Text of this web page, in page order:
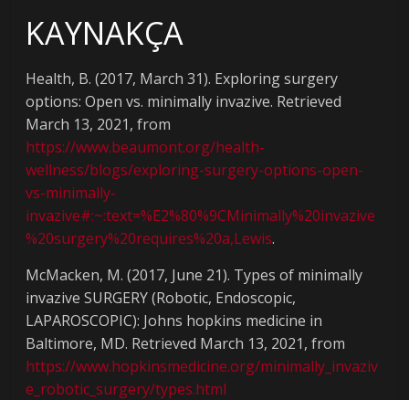
KAYNAKÇA
Health, B. (2017, March 31). Exploring surgery
options: Open vs. minimally invazive. Retrieved
March 13, 2021, from
https://www.beaumont.org/health-
wellness/blogs/exploring-surgery-options-open-
vs-minimally-
invazive#:~:text=%E2%80%9CMinimally%20invazive
%20surgery%20requires%20a,Lewis.
McMacken, M. (2017, June 21). Types of minimally
invazive SURGERY (Robotic, Endoscopic,
LAPAROSCOPIC): Johns hopkins medicine in
Baltimore, MD. Retrieved March 13, 2021, from
https://www.hopkinsmedicine.org/minimally_invaziv
e_robotic_surgery/types.html